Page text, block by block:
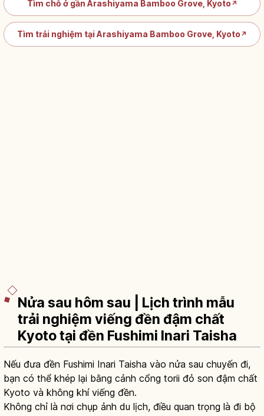
Tìm chỗ ở gần Arashiyama Bamboo Grove, Kyoto ↗
Tìm trải nghiệm tại Arashiyama Bamboo Grove, Kyoto ↗
Nửa sau hôm sau | Lịch trình mẫu
trải nghiệm viếng đền đậm chất
Kyoto tại đền Fushimi Inari Taisha
Nếu đưa đền Fushimi Inari Taisha vào nửa sau chuyến đi,
bạn có thể khép lại bằng cảnh cổng torii đỏ son đậm chất
Kyoto và không khí viếng đền.
Không chỉ là nơi chụp ảnh du lịch, điều quan trọng là đi bộ